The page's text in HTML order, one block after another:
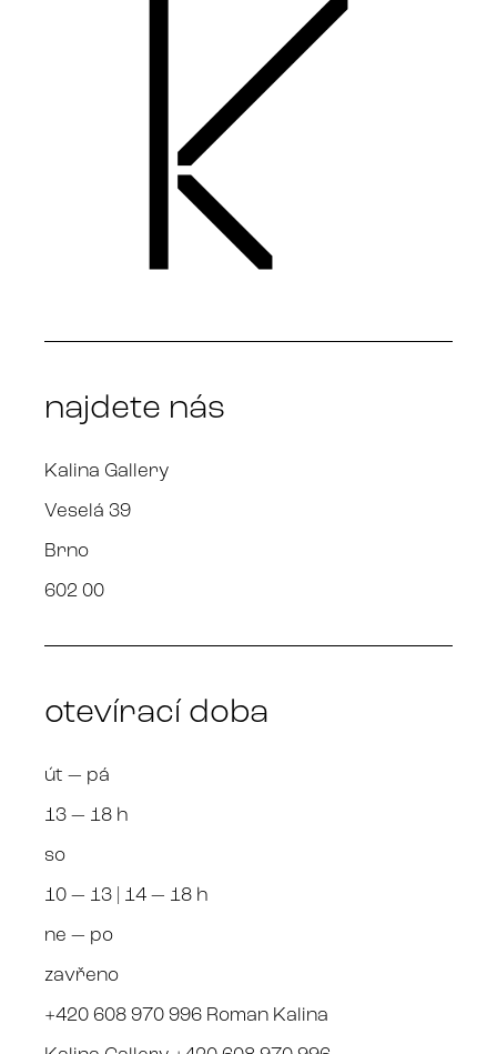
najdete nás
Kalina Gallery
Veselá 39
Brno
602 00
otevírací doba
út — pá
13 — 18 h
so
10 — 13 | 14 — 18 h
ne — po
zavřeno
+420 608 970 996 Roman Kalina